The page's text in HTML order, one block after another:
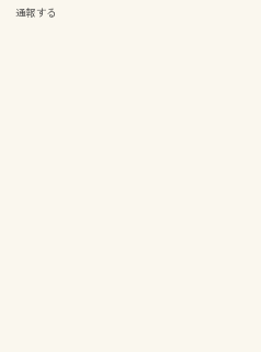
通報する